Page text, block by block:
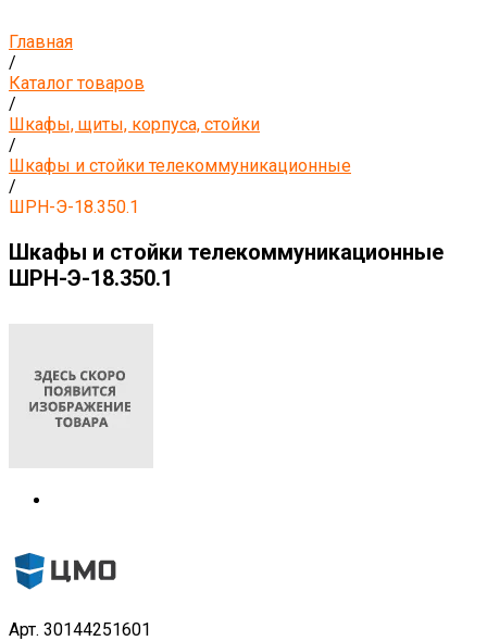
Главная
/
Каталог товаров
/
Шкафы, щиты, корпуса, стойки
/
Шкафы и стойки телекоммуникационные
/
ШРН-Э-18.350.1
Шкафы и стойки телекоммуникационные
ШРН-Э-18.350.1
Арт. 30144251601